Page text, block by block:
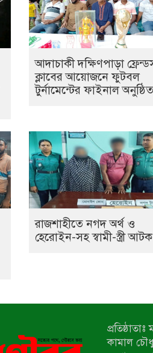
আদাচাকী দক্ষিণপাড়া
ক্লাবের আয়োজনে ফুটবল
টুর্নামেন্টের ফাইনাল অনুষ্ঠিত
রাজশাহীতে নগদ অর্থ ও
হেরোইন-সহ স্বামী-স্ত্রী আটক
কামাল